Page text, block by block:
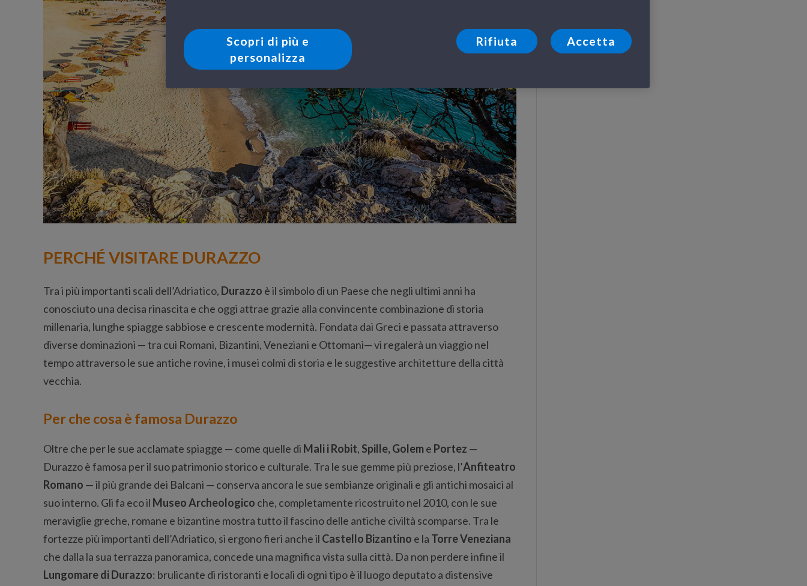
PERCHÉ VISITARE DURAZZO
Tra i più importanti scali dell’Adriatico, Durazzo è il simbolo di un Paese che negli ultimi anni ha
conosciuto una decisa rinascita e che oggi attrae grazie alla convincente combinazione di storia
millenaria, lunghe spiagge sabbiose e crescente modernità. Fondata dai Greci e passata attraverso
diverse dominazioni — tra cui Romani, Bizantini, Veneziani e Ottomani— vi regalerà un viaggio nel
tempo attraverso le sue antiche rovine, i musei colmi di storia e le suggestive architetture della città
vecchia.
Per che cosa è famosa Durazzo
Oltre che per le sue acclamate spiagge — come quelle di Mali i Robit,Spille, Goleme Portez —
Durazzo è famosa per il suo patrimonio storico e culturale. Tra le sue gemme più preziose, l’Anfiteatro
Romano — il più grande dei Balcani — conserva ancora le sue sembianze originali e gli antichi mosaici al
suo interno. Gli fa eco il Museo Archeologico che, completamente ricostruito nel 2010, con le sue
meraviglie greche, romane e bizantine mostra tutto il fascino delle antiche civiltà scomparse. Tra le
fortezze più importanti dell’Adriatico, si ergono fieri anche il Castello Bizantino e la Torre Veneziana
che dalla la sua terrazza panoramica, concede una magnifica vista sulla città. Da non perdere infine il
Lungomare di Durazzo: brulicante di ristoranti e locali di ogni tipo è il luogo deputato a distensive
Scopri di più e
personalizza
Rifiuta Accetta